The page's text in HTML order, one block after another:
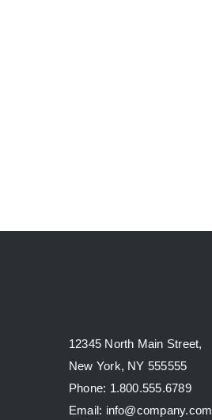
12345 North Main Street,
New York, NY 555555
Phone: 1.800.555.6789
Email: info@company.com